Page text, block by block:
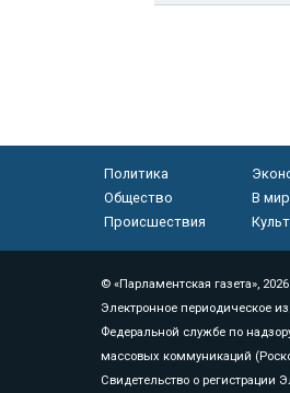
Политика
Общество
В
Происшествия
© «Парламентская газета», 2026
Электронное периодическое
Федеральной службе по
массовых коммуникаций
Свидетельство о регистрации